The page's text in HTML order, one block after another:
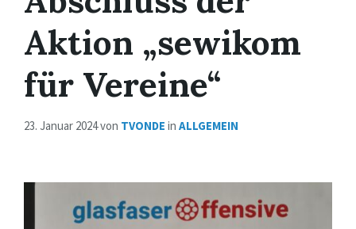
Aktion „sewikom
für Vereine“
23. Januar 2024von TVONDE in ALLGEMEIN